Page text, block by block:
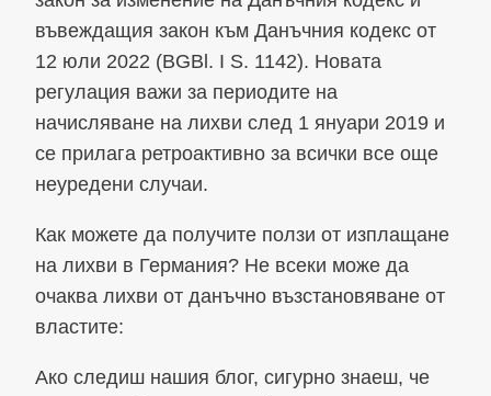
въвеждащия закон към Данъчния кодекс от
12 юли 2022 (BGBl. I S. 1142). Новата
регулация важи за периодите на
начисляване на лихви след 1 януари 2019 и
се прилага ретроактивно за всички все още
неуредени случаи.
Как можете да получите ползи от изплащане
на лихви в Германия? Не всеки може да
очаква лихви от данъчно възстановяване от
властите:
Ако следиш нашия блог, сигурно знаеш, че